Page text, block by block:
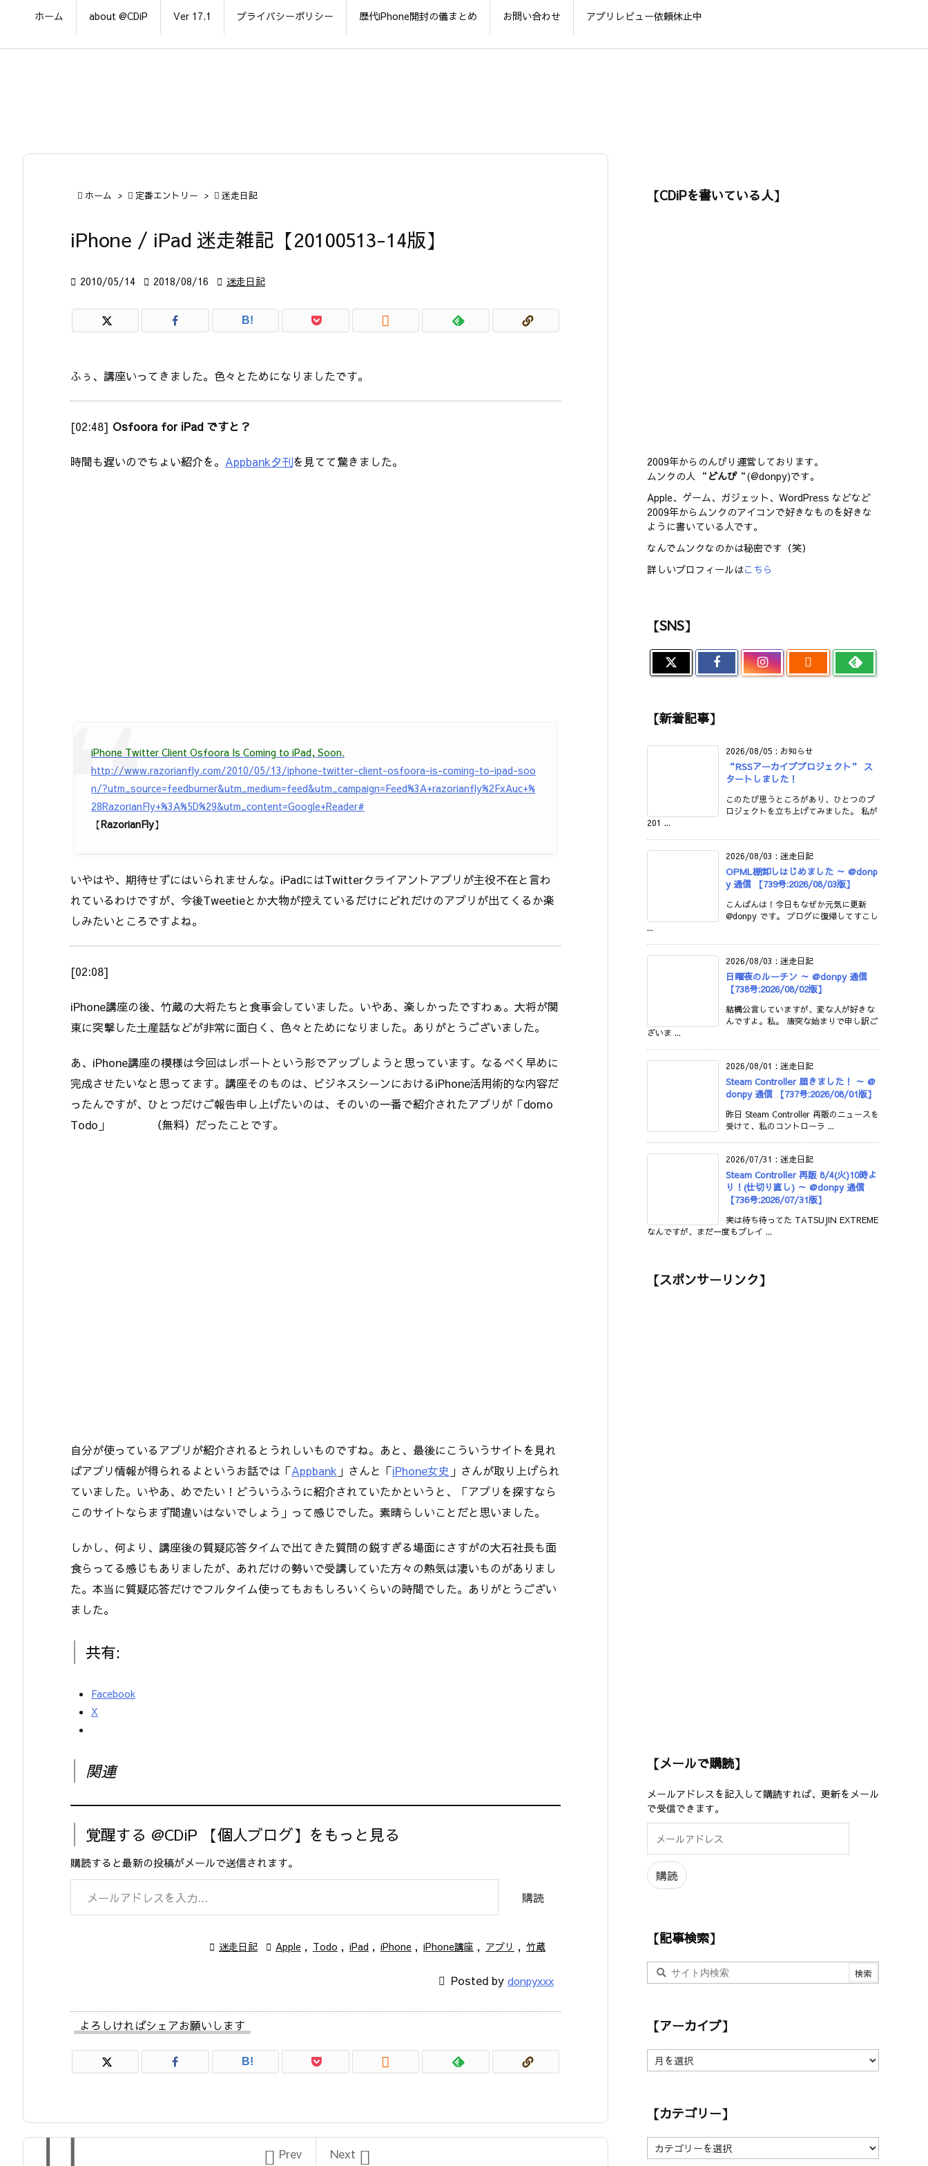
ホーム about @CDiP Ver 17.1 プライバシーポリシー 歴代iPhone開封の儀まとめ お問い合わせ アプリレビュー依頼休止中
 ホーム >  定番エントリー >  迷走日記
iPhone / iPad 迷走雑記【20100513-14版】
 2010/05/14  2018/08/16  迷走日記
B! 
ふぅ、講座いってきました。色々とためになりましたです。
[02:48] Osfoora for iPad ですと？
時間も遅いのでちょい紹介を。 Appbank夕刊を見てて驚きました。
iPhone Twitter Client Osfoora Is Coming to iPad, Soon.
http://www.razorianfly.com/2010/05/13/iphone-twitter-client-osfoora-is-coming-to-ipad-soo
n/?utm_source=feedburner&utm_medium=feed&utm_campaign=Feed%3A+razorianfly%2FxAuc+%
28RazorianFly+%3A%5D%29&utm_content=Google+Reader#
【RazorianFly】
いやはや、期待せずにはいられませんな。iPadにはTwitterクライアントアプリが主役不在と言わ
れているわけですが、今後Tweetieとか大物が控えているだけにどれだけのアプリが出てくるか楽
しみたいところですよね。
[02:08]
iPhone講座の後、竹蔵の大将たちと食事会していました。いやあ、楽しかったですわぁ。大将が関
東に突撃した土産話などが非常に面白く、色々とためになりました。ありがとうございました。
あ、iPhone講座の模様は今回はレポートという形でアップしようと思っています。なるべく早めに
完成させたいなと思ってます。講座そのものは、ビジネスシーンにおけるiPhone活用術的な内容だ
ったんですが、ひとつだけご報告申し上げたいのは、そのいの一番で紹介されたアプリが「domo
Todo」
（無料）だったことです。
自分が使っているアプリが紹介されるとうれしいものですね。あと、最後にこういうサイトを見れ
ばアプリ情報が得られるよというお話では「Appbank 」さんと「iPhone女史 」さんが取り上げられ
ていました。いやあ、めでたい！どういうふうに紹介されていたかというと、「アプリを探すなら
このサイトならまず間違いはないでしょう」って感じでした。素晴らしいことだと思いました。
しかし、何より、講座後の質疑応答タイムで出てきた質問の鋭すぎる場面にさすがの大石社長も面
食らってる感じもありましたが、あれだけの勢いで受講していた方々の熱気は凄いものがありまし
た。本当に質疑応答だけでフルタイム使ってもおもしろいくらいの時間でした。ありがとうござい
ました。
共有:
Facebook
X
関連
覚醒する @CDiP 【個人ブログ】をもっと見る
購読すると最新の投稿がメールで送信されます。
メールアドレスを入力...
購読
 迷走日記  Apple , Todo , iPad , iPhone , iPhone講座 , アプリ , 竹蔵
 Posted by donpyxxx
よろしければシェアお願いします
B! 

Next
 Prev
【CDiPを書いている人】
2009年からのんびり運営しております。
ムンクの人 “ どんぴ“(@donpy)です。
Apple、ゲーム、ガジェット、WordPress などなど
2009年からムンクのアイコンで好きなものを好きな
ように書いている人です。
なんでムンクなのかは秘密です（笑）
詳しいプロフィールはこちら
【SNS】

【新着記事】
2026/08/05 : お知らせ
“RSSアーカイブプロジェクト” ス
タートしました！
このたび思うところがあり、ひとつのプ
ロジェクトを立ち上げてみました。 私が
201 ...
2026/08/03 : 迷走日記
OPML棚卸しはじめました ～ @donp
y 通信 【739号:2026/08/03版】
こんばんは！今日もなぜか元気に更新
@donpy です。 ブログに復帰してすこし
...
2026/08/03 : 迷走日記
日曜夜のルーチン ～ @donpy 通信
【738号:2026/08/02版】
結構公言していますが、変な人が好きな
んですよ。私。 唐突な始まりで申し訳ご
ざいま ...
2026/08/01 : 迷走日記
Steam Controller 届きました！ ～ @
donpy 通信 【737号:2026/08/01版】
昨日 Steam Controller 再販のニュースを
受けて、私のコントローラ ...
2026/07/31 : 迷走日記
Steam Controller 再販 8/4(火)10時よ
り！(仕切り直し) ～ @donpy 通信
【736号:2026/07/31版】
実は待ち待ってた TATSUJIN EXTREME
なんですが、まだ一度もプレイ ...
【スポンサーリンク】
【メールで購読】
メールアドレスを記入して購読すれば、更新をメール
で受信できます。
ル
ア
ド
購読
【記事検索】
【アーカイブ】
ア
イ
】
【カテゴリー】
【
カ